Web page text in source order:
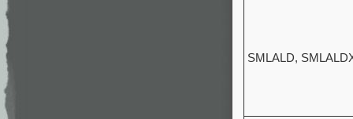
SMLALD,